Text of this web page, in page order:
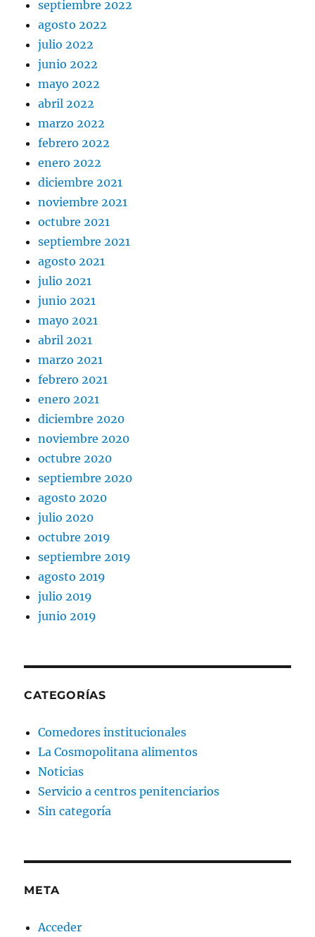
septiembre 2022
agosto 2022
julio 2022
junio 2022
mayo 2022
abril 2022
marzo 2022
febrero 2022
enero 2022
diciembre 2021
noviembre 2021
octubre 2021
septiembre 2021
agosto 2021
julio 2021
junio 2021
mayo 2021
abril 2021
marzo 2021
febrero 2021
enero 2021
diciembre 2020
noviembre 2020
octubre 2020
septiembre 2020
agosto 2020
julio 2020
octubre 2019
septiembre 2019
agosto 2019
julio 2019
junio 2019
CATEGORÍAS
Comedores institucionales
La Cosmopolitana alimentos
Noticias
Servicio a centros penitenciarios
Sin categoría
META
Acceder